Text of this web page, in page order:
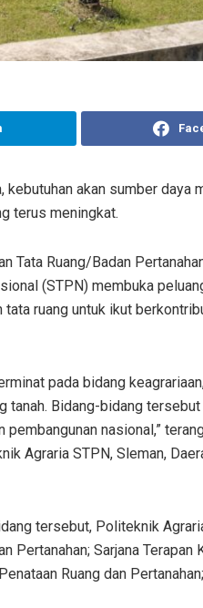
akan sumber daya
terus meningkat.
Tata Ruang/Badan
(STPN) membuka
ruang untuk ikut
pada bidang
tanah. Bidang-bidang
nasional,”
Agraria STPN, Sleman,
tersebut, Politeknik
Pertanahan; Sarjana Terapan
Ruang dan